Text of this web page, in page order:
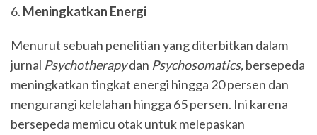
Meningkatkan Energi
Menurut sebuah penelitian yang diterbitkan dalam
jurnal Psychotherapydan Psychosomatics,bersepeda
meningkatkan tingkat energi hingga 20 persen dan
mengurangi kelelahan hingga 65 persen. Ini karena
bersepeda memicu otak untuk melepaskan